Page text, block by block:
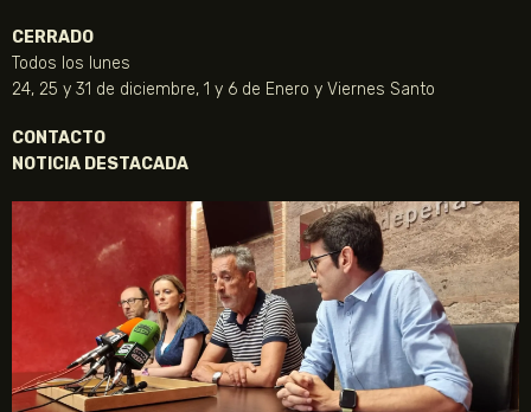
CERRADO
Todos los lunes
24, 25 y 31 de diciembre, 1 y 6 de Enero y Viernes Santo
CONTACTO
NOTICIA DESTACADA